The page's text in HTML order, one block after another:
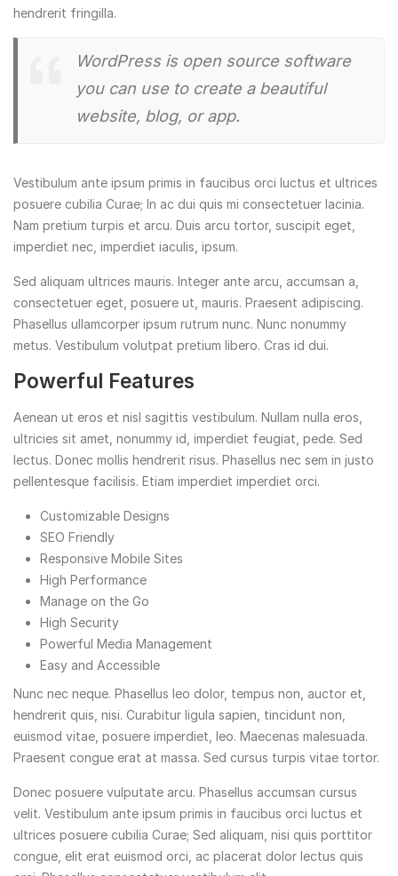
hendrerit fringilla.
WordPress is open source software
you can use to create a beautiful
website, blog, or app.
Vestibulum ante ipsum primis in faucibus orci luctus et ultrices
posuere cubilia Curae; In ac dui quis mi consectetuer lacinia.
Nam pretium turpis et arcu. Duis arcu tortor, suscipit eget,
imperdiet nec, imperdiet iaculis, ipsum.
Sed aliquam ultrices mauris. Integer ante arcu, accumsan a,
consectetuer eget, posuere ut, mauris. Praesent adipiscing.
Phasellus ullamcorper ipsum rutrum nunc. Nunc nonummy
metus. Vestibulum volutpat pretium libero. Cras id dui.
Powerful Features
Aenean ut eros et nisl sagittis vestibulum. Nullam nulla eros,
ultricies sit amet, nonummy id, imperdiet feugiat, pede. Sed
lectus. Donec mollis hendrerit risus. Phasellus nec sem in justo
pellentesque facilisis. Etiam imperdiet imperdiet orci.
Customizable Designs
SEO Friendly
Responsive Mobile Sites
High Performance
Manage on the Go
High Security
Powerful Media Management
Easy and Accessible
Nunc nec neque. Phasellus leo dolor, tempus non, auctor et,
hendrerit quis, nisi. Curabitur ligula sapien, tincidunt non,
euismod vitae, posuere imperdiet, leo. Maecenas malesuada.
Praesent congue erat at massa. Sed cursus turpis vitae tortor.
Donec posuere vulputate arcu. Phasellus accumsan cursus
velit. Vestibulum ante ipsum primis in faucibus orci luctus et
ultrices posuere cubilia Curae; Sed aliquam, nisi quis porttitor
congue, elit erat euismod orci, ac placerat dolor lectus quis